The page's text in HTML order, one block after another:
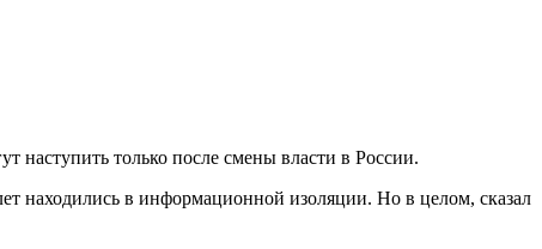
наступить только после смены власти в России.
находились в информационной изоляции. Но в целом, сказал